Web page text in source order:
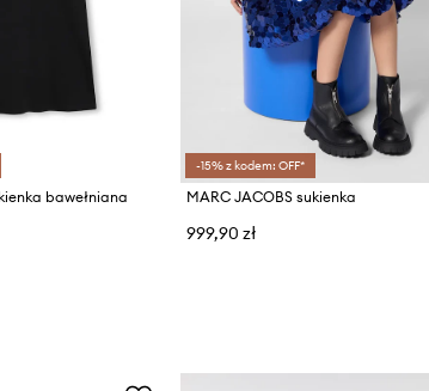
bawełniana
-15% z kodem: OFF*
MARC JACOBS sukienka
999,90 zł